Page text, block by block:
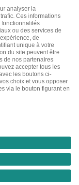
D'INFORMATIONS LETTRE
NATUREL